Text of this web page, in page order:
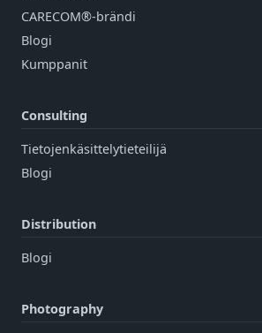
CARECOM®-brändi
Blogi
Kumppanit
Consulting
Tietojenkäsittelytieteilijä
Blogi
Distribution
Blogi
Photography